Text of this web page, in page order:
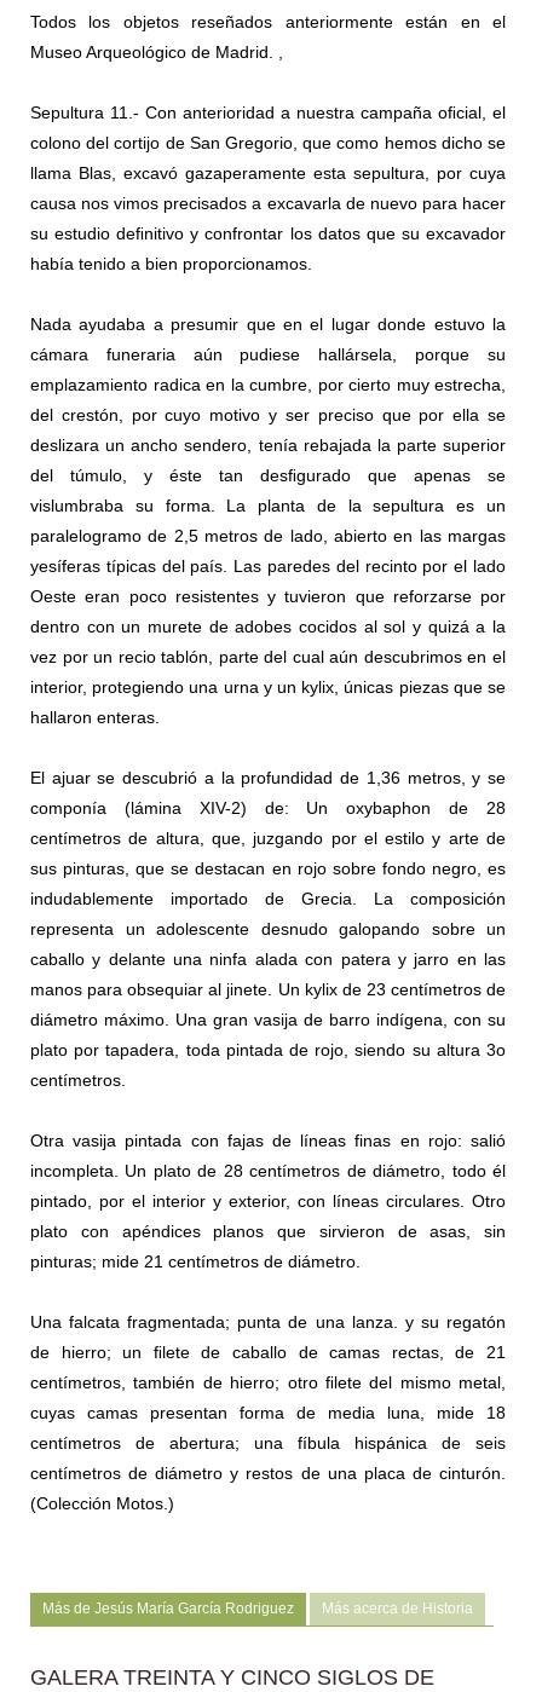
Todos los objetos reseñados anteriormente están en el
Museo Arqueológico de Madrid. ,
Sepultura 11.- Con anterioridad a nuestra campaña oﬁcial, el
colono del cortijo de San Gregorio, que como hemos dicho se
llama Blas, excavó gazaperamente esta sepultura, por cuya
causa nos vimos precisados a excavarla de nuevo para hacer
su estudio deﬁnitivo y confrontar los datos que su excavador
había tenido a bien proporcionamos.
Nada ayudaba a presumir que en el lugar donde estuvo la
cámara funeraria aún pudiese hallársela, porque su
emplazamiento radica en la cumbre, por cierto muy estrecha,
del crestón, por cuyo motivo y ser preciso que por ella se
deslizara un ancho sendero, tenía rebajada la parte superior
del túmulo, y éste tan desﬁgurado que apenas se
vislumbraba su forma. La planta de la sepultura es un
paralelogramo de 2,5 metros de lado, abierto en las margas
yesíferas típicas del país. Las paredes del recinto por el lado
Oeste eran poco resistentes y tuvieron que reforzarse por
dentro con un murete de adobes cocidos al sol y quizá a la
vez por un recio tablón, parte del cual aún descubrimos en el
interior, protegiendo una urna y un kylix, únicas piezas que se
hallaron enteras.
El ajuar se descubrió a la profundidad de 1,36 metros, y se
componía (lámina XIV-2) de: Un oxybaphon de 28
centímetros de altura, que, juzgando por el estilo y arte de
sus pinturas, que se destacan en rojo sobre fondo negro, es
indudablemente importado de Grecia. La composición
representa un adolescente desnudo galopando sobre un
caballo y delante una ninfa alada con patera y jarro en las
manos para obsequiar al jinete. Un kylix de 23 centímetros de
diámetro máximo. Una gran vasija de barro indígena, con su
plato por tapadera, toda pintada de rojo, siendo su altura 3o
centímetros.
Otra vasija pintada con fajas de líneas finas en rojo: salió
incompleta. Un plato de 28 centímetros de diámetro, todo él
pintado, por el interior y exterior, con líneas circulares. Otro
plato con apéndices planos que sirvieron de asas, sin
pinturas; mide 21 centímetros de diámetro.
Una falcata fragmentada; punta de una lanza. y su regatón
de hierro; un ﬁlete de caballo de camas rectas, de 21
centímetros, también de hierro; otro ﬁlete del mismo metal,
cuyas camas presentan forma de media luna, mide 18
centímetros de abertura; una fíbula hispánica de seis
centímetros de diámetro y restos de una placa de cinturón.
(Colección Motos.)
Más de Jesús María García Rodriguez Más acerca de Historia
GALERA TREINTA Y CINCO SIGLOS DE